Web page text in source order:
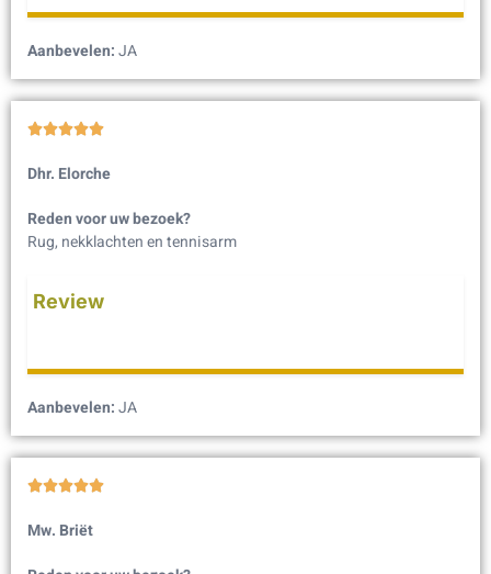
Aanbevelen:JA

Dhr. Elorche
Reden voor uw bezoek?
Rug, nekklachten en tennisarm
Review
Aanbevelen:JA

Mw. Briët